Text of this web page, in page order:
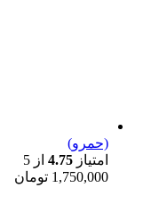
(حمرو)
امتیاز 4.75 از 5
1,750,000 تومان